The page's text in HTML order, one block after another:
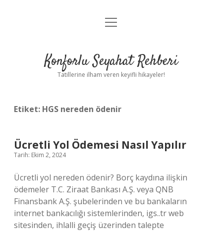
Anasayfa
Yasal Uyarı
menüyü
Konforlu Seyahat Rehberi
Tatillerine ilham veren keyifli hikayeler!
Etiket: HGS nereden ödenir
Ücretli Yol Ödemesi Nasıl Yapılır
Tarih: Ekim 2, 2024
Ücretli yol nereden ödenir? Borç kaydına ilişkin
ödemeler T.C. Ziraat Bankası A.Ş. veya QNB
Finansbank A.Ş. şubelerinden ve bu bankaların
internet bankacılığı sistemlerinden, igs..tr web
sitesinden, ihlalli geçiş üzerinden talepte